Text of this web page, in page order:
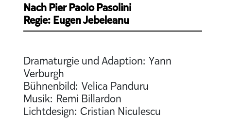
Nach Pier Paolo Pasolini
Regie: Eugen Jebeleanu
Dramaturgie und Adaption: Yann
Verburgh
Bühnenbild: Velica Panduru
Musik: Remi Billardon
Lichtdesign: Cristian Niculescu